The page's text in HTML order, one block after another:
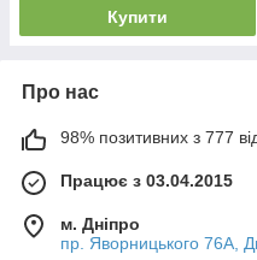
Купити
Про нас
98% позитивних з 777
Працює з 03.04.2015
м. Дніпро
пр. Яворницького 76А,